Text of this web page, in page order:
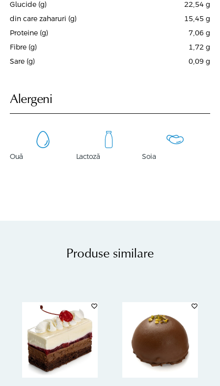
Glucide (g)
22,54g
din care zaharuri (g)
15,45 g
Proteine (g)
7,06 g
Fibre (g)
1,72g
Sare (g)
0,09 g
Alergeni
Ouă Lactoză Soia
Produse similare